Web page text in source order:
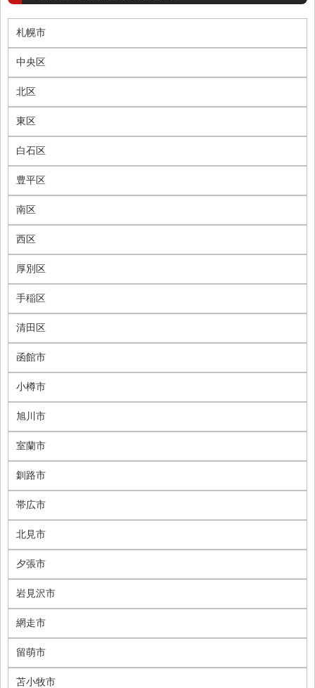
札幌市
中央区
北区
東区
白石区
豊平区
南区
西区
厚別区
手稲区
清田区
函館市
小樽市
旭川市
室蘭市
釧路市
帯広市
北見市
夕張市
岩見沢市
網走市
留萌市
苫小牧市